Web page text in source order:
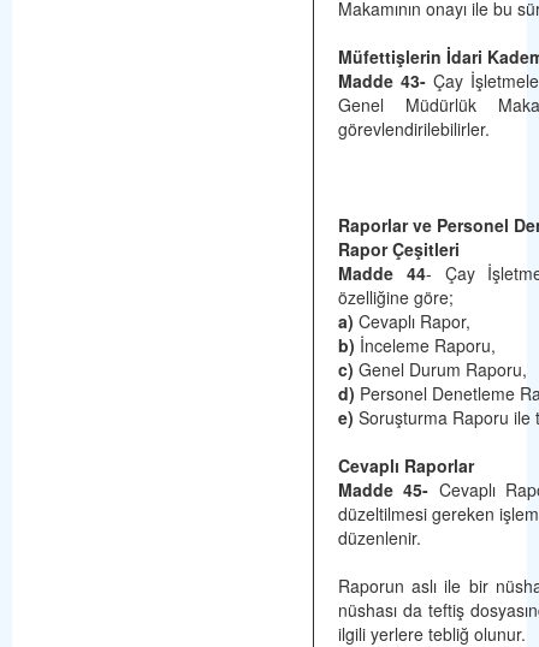
Makamının onayı ile bu
Müfettişlerin İdari
Madde 43- Çay
Genel Müdürlük
görevlendirilebilirler.
Raporlar ve Personel
Rapor Çeşitleri
Madde 44- Çay
özelliğine göre;
a) Cevaplı Rapor,
b) İnceleme Raporu,
c) Genel Durum Raporu,
d) Personel Denetleme
e) Soruşturma Raporu ile
Cevaplı Raporlar
Madde 45- Cevaplı
düzeltilmesi gereken
düzenlenir.
Raporun aslı ile bir
nüshası da teftiş
ilgili yerlere tebliğ olunur.